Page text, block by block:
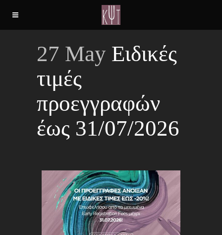
27 May Ειδικές
τιμές
προεγγραφών
έως 31/07/2026